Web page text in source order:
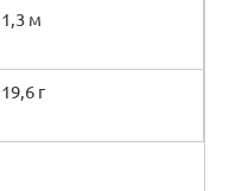
1,3 м
19,6 г